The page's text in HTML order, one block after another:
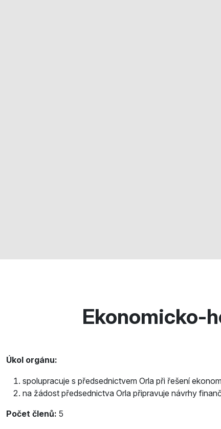
Ekonomicko-
Úkol orgánu:
spolupracuje s předsednictvem Orla při řešení
na žádost předsednictva Orla připravuje návrhy
Počet členů: 5